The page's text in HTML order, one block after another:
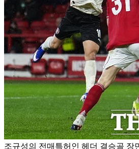
조규성의 전매특허인 헤더 결승골 장